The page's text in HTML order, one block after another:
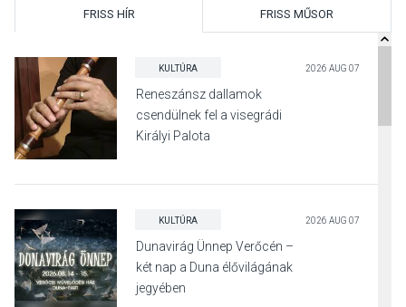
FRISS HÍR FRISS MŰSOR
KULTÚRA 2026 AUG 07
Reneszánsz dallamok
csendülnek fel a visegrádi
Királyi Palota
KULTÚRA 2026 AUG 07
Dunavirág Ünnep Verőcén –
két nap a Duna élővilágának
jegyében